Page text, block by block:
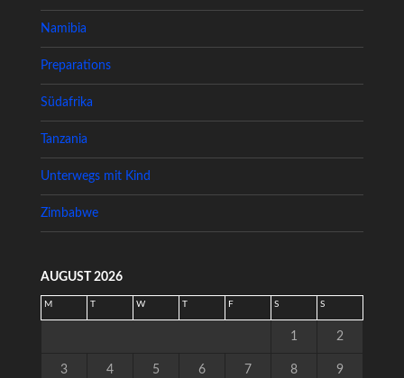
Namibia
Preparations
Südafrika
Tanzania
Unterwegs mit Kind
Zimbabwe
AUGUST 2026
M T W T F S S
1 2
3 4 5 6 7 8 9